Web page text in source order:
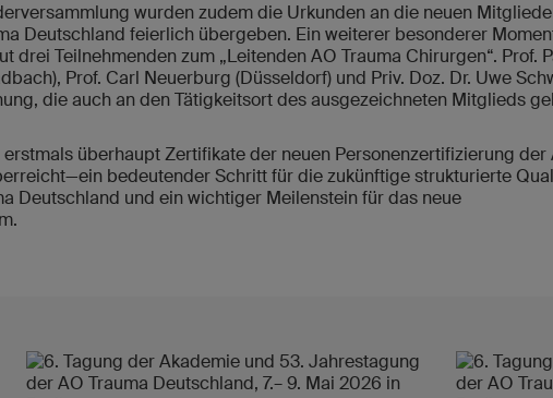
wurden zudem die Urkunden an die neuen
Deutschland feierlich übergeben. Ein weiterer besonderer
drei Teilnehmenden zum „Leitenden AO Trauma Chirurgen“. Prof.
Prof. Carl Neuerburg (Düsseldorf) und Priv. Doz. Dr. Uwe
die auch an den Tätigkeitsort des ausgezeichneten Mitglieds
überhaupt Zertifikate der neuen Personenzertifizierung der
bedeutender Schritt für die zukünftige strukturierte
Deutschland und ein wichtiger Meilenstein für das neue